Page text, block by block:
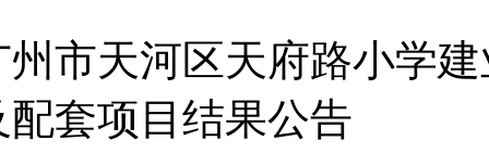
州市天河区天府路小学
配套项目结果公告